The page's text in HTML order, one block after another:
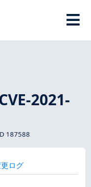
2021-
187588
ログ